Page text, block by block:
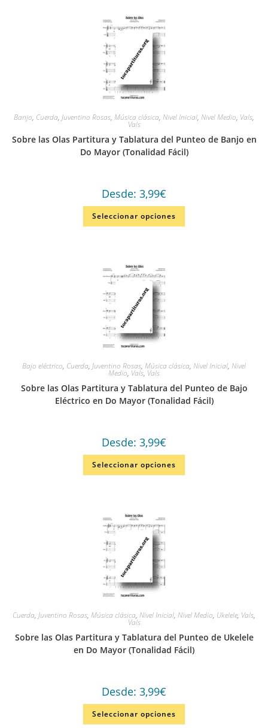
Banjo, Cuerda, Juventino Rosas, Música clásica, Nivel Inicial, Nivel Medio, Vals,
Vals
Sobre las Olas Partitura y Tablatura del Punteo de Banjo en
Do Mayor (Tonalidad Fácil)
Desde: 3,99€
Seleccionar opciones
Bajo eléctrico, Cuerda, Juventino Rosas, Música clásica, Nivel Inicial, Nivel
Medio, Vals, Vals
Sobre las Olas Partitura y Tablatura del Punteo de Bajo
Eléctrico en Do Mayor (Tonalidad Fácil)
Desde: 3,99€
Seleccionar opciones
Cuerda, Juventino Rosas, Música clásica, Nivel Inicial, Nivel Medio, Ukelele, Vals,
Vals
Sobre las Olas Partitura y Tablatura del Punteo de Ukelele
en Do Mayor (Tonalidad Fácil)
Desde: 3,99€
Seleccionar opciones